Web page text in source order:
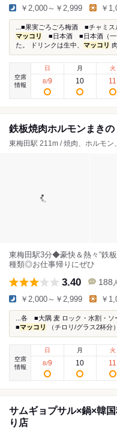
￥2,000～￥2,999 ￥
...■果実ごろごろ梅酒 ■チャミ
マッコリ
■日本酒 ■日本酒（一
た。 ドリンクは生中、 マッコリ
空席
情報
日
8/9
月
10
火
11
鉄板焼肉ホルモンまきの
東梅田駅 211m / 焼肉、ホルモン
東梅田駅3分◆豪快＆熱々“鉄
種類◎お仕事帰りにぜひ
3.40 188 人
￥2,000～￥2,999 ￥
...各 ■大隅 麦 ロック・水割・
■マッコリ （チロリ/グラス2杯分
空席
情報
日
8/9
月
10
火
11
サムギョプサル×鍋×韓
り店